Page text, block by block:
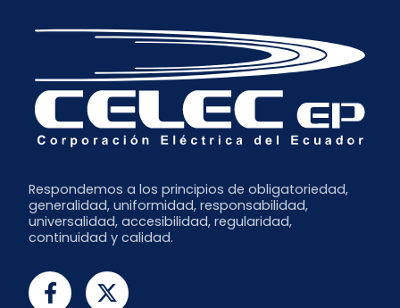
Respondemos a los principios de obligatoriedad,
generalidad, uniformidad, responsabilidad,
universalidad, accesibilidad, regularidad,
continuidad y calidad.